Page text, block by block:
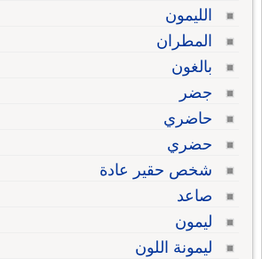
الليمون
المطران
بالغون
جضر
حاضري
حضري
شخص حقير عادة
صاعد
ليمون
ليمونة اللون